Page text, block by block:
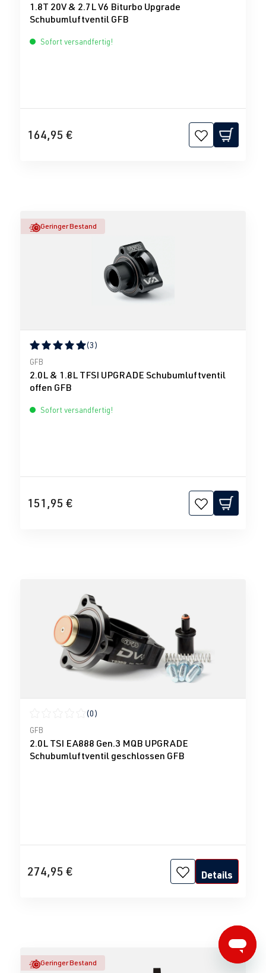
1.8T 20V & 2.7L V6 Biturbo Upgrade
Schubumluftventil GFB
Sofort versandfertig!
164,95 €
Geringer Bestand
Durchschnittliche Bewertung von 5 von 5 Sternen
(3)
GFB
2.0L & 1.8L TFSI UPGRADE Schubumluftventil
offen GFB
Sofort versandfertig!
151,95 €
Durchschnittliche Bewertung von 0 von 5 Sternen
(0)
GFB
2.0L TSI EA888 Gen.3 MQB UPGRADE
Schubumluftventil geschlossen GFB
274,95 € Details
Geringer Bestand